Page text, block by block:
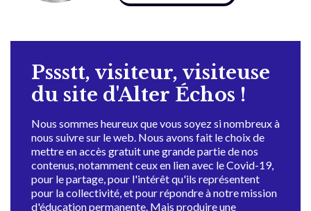
Pssstt, visiteur, visiteuse
du site d'Alter Échos !
Nous sommes heureux que vous soyez si nombreux à
nous suivre sur le web. Nous avons fait le choix de
mettre en accès gratuit une grande partie de nos
contenus, notamment ceux en lien avec le Covid-19,
pour le partage, pour l'intérêt qu'ils représentent
pour la collectivité, et pour répondre à notre mission
d'éducation permanente. Mais produire une